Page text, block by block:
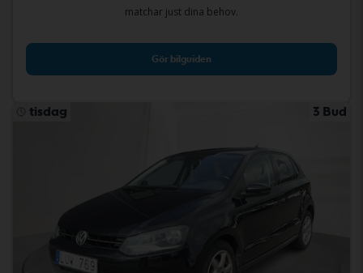
matchar just dina behov.
Gör bilguiden
tisdag 3 Bud